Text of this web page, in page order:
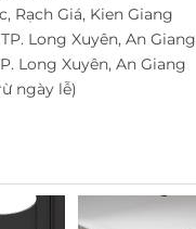
Rạch Giá, Kien Giang
Long Xuyên, An Giang
Long Xuyên, An Giang
ngày lễ)